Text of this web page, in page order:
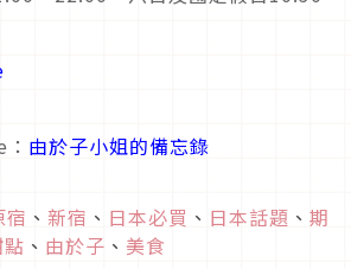
由於子小姐的備忘錄
宿 、 新宿 、 日本必買 、 日本話題 、 期
、 由於子 、 美食